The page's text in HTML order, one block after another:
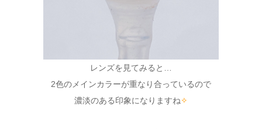
レンズを見てみると…
2色のメインカラーが重なり合っているので
濃淡のある印象になりますね✧